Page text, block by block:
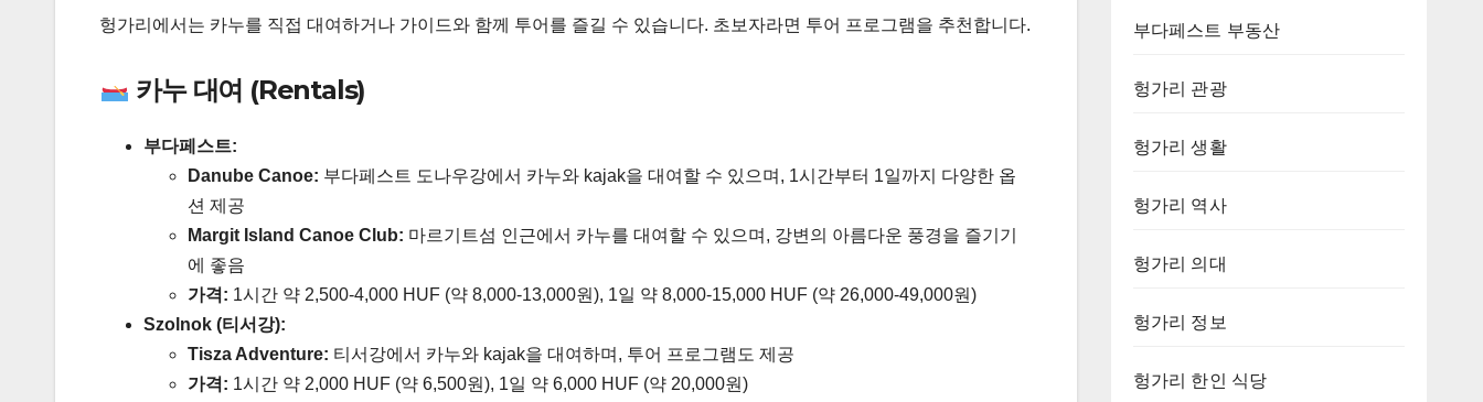
헝가리에서는 카누를 직접 대여하거나 가이드와 함께 투어를 즐길 수 있습니다. 초보자라면 투어 프로그램을 추천합니다.
카누 대여 (Rentals)
부다페스트:
Danube Canoe: 부다페스트 도나우강에서 카누와 kajak을 대여할 수 있으며, 1시간부터 1일까지 다양한 옵
션 제공
Margit Island Canoe Club: 마르기트섬 인근에서 카누를 대여할 수 있으며, 강변의 아름다운 풍경을 즐기기
에 좋음
가격: 1시간 약 2,500-4,000 HUF (약 8,000-13,000원), 1일 약 8,000-15,000 HUF (약 26,000-49,000원)
Szolnok (티서강):
Tisza Adventure: 티서강에서 카누와 kajak을 대여하며, 투어 프로그램도 제공
가격: 1시간 약 2,000 HUF (약 6,500원), 1일 약 6,000 HUF (약 20,000원)
부다페스트 부동산
헝가리 관광
헝가리 생활
헝가리 역사
헝가리 의대
헝가리 정보
헝가리 한인 식당